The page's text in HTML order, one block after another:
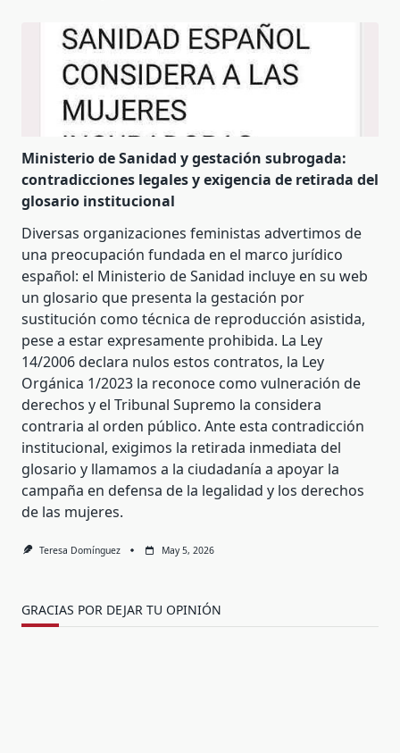
Ministerio de Sanidad y gestación subrogada:
contradicciones legales y exigencia de retirada del
glosario institucional
Diversas organizaciones feministas advertimos de
una preocupación fundada en el marco jurídico
español: el Ministerio de Sanidad incluye en su web
un glosario que presenta la gestación por
sustitución como técnica de reproducción asistida,
pese a estar expresamente prohibida. La Ley
14/2006 declara nulos estos contratos, la Ley
Orgánica 1/2023 la reconoce como vulneración de
derechos y el Tribunal Supremo la considera
contraria al orden público. Ante esta contradicción
institucional, exigimos la retirada inmediata del
glosario y llamamos a la ciudadanía a apoyar la
campaña en defensa de la legalidad y los derechos
de las mujeres.
Teresa Domínguez May 5, 2026
GRACIAS POR DEJAR TU OPINIÓN